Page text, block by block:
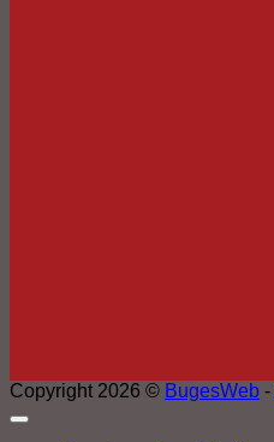
Copyright 2026 © BugesWeb -